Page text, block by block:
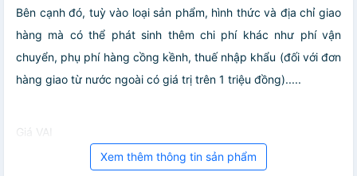
Bên cạnh đó, tuỳ vào loại sản phẩm, hình thức và địa chỉ giao
hàng mà có thể phát sinh thêm chi phí khác như phí vận
chuyển, phụ phí hàng cồng kềnh, thuế nhập khẩu (đối với đơn
hàng giao từ nước ngoài có giá trị trên 1 triệu đồng).....
Giá VAI
Xem thêm thông tin sản phẩm